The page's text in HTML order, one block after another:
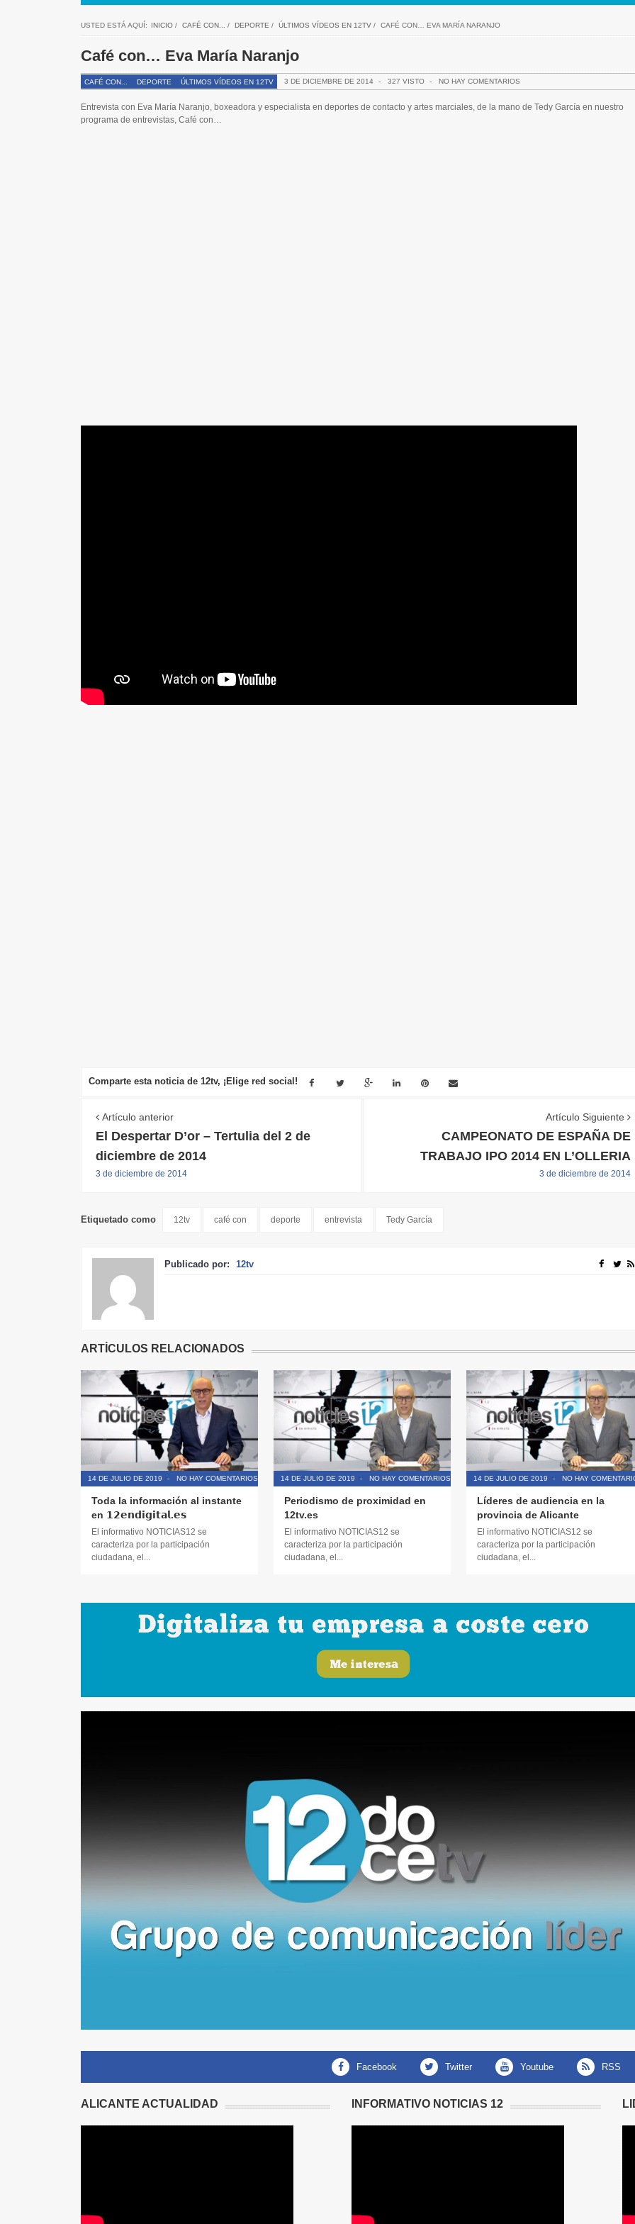
USTED ESTÁ AQUÍ: INICIO/ CAFÉ CON... / DEPORTE / ÚLTIMOS VÍDEOS EN 12TV/ CAFÉ CON… EVA MARÍA NARANJO
Café con… Eva María Naranjo
CAFÉ CON... DEPORTE ÚLTIMOS VÍDEOS EN 12TV 3 DE DICIEMBRE DE 2014 - 327 VISTO - NO HAY COMENTARIOS
Entrevista con Eva María Naranjo, boxeadora y especialista en deportes de contacto y artes marciales, de la mano de Tedy García en nuestro
programa de entrevistas, Café con…
Comparte esta noticia de 12tv, ¡Elige red social!
Artículo anterior
El Despertar D’or – Tertulia del 2 de
diciembre de 2014
3 de diciembre de 2014
Artículo Siguiente
CAMPEONATO DE ESPAÑA DE
TRABAJO IPO 2014 EN L’OLLERIA
3 de diciembre de 2014
Etiquetado como 12tv café con deporte entrevista Tedy García
Publicado por: 12tv
ARTÍCULOS RELACIONADOS
14 DE JULIO DE 2019 - NO HAY COMENTARIOS
Toda la información al instante
en 𝟭𝟮𝗲𝗻𝗱𝗶𝗴𝗶𝘁𝗮𝗹.𝗲𝘀
El informativo NOTICIAS12 se
caracteriza por la participación
ciudadana, el...
14 DE JULIO DE 2019 - NO HAY COMENTARIOS
Periodismo de proximidad en
12tv.es
El informativo NOTICIAS12 se
caracteriza por la participación
ciudadana, el...
14 DE JULIO DE 2019 - NO HAY
Líderes de audiencia en la
provincia de Alicante
El informativo NOTICIAS12 se
caracteriza por la participación
ciudadana, el...
facebook twitter youtube RSS
ALICANTE ACTUALIDAD INFORMATIVO NOTICIAS 12